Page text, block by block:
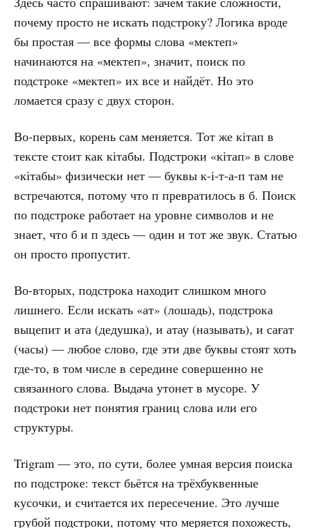
почему просто не искать подстроку? Логика вроде
бы простая — все формы слова «мектеп»
начинаются на «мектеп», значит, поиск по
подстроке «мектеп» их все и найдёт. Но это
ломается сразу с двух сторон.
Во-первых, корень сам меняется. Тот же кітап в
тексте стоит как кітабы. Подстроки «кітап» в слове
«кітабы» физически нет — буквы к-і-т-а-п там не
встречаются, потому что п превратилось в б. Поиск
по подстроке работает на уровне символов и не
знает, что б и п здесь — один и тот же звук. Статью
он просто пропустит.
Во-вторых, подстрока находит слишком много
лишнего. Если искать «ат» (лошадь), подстрока
выцепит и ата (дедушка), и атау (называть), и сағат
(часы) — любое слово, где эти две буквы стоят хоть
где-то, в том числе в середине совершенно не
связанного слова. Выдача утонет в мусоре. У
подстроки нет понятия границ слова или его
структуры.
Trigram — это, по сути, более умная версия поиска
по подстроке: текст бьётся на трёхбуквенные
кусочки, и считается их пересечение. Это лучше
грубой подстроки, потому что меряется похожесть,